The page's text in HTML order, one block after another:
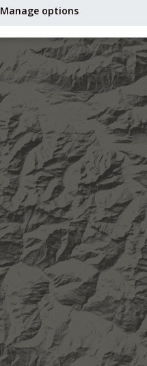
Manage options